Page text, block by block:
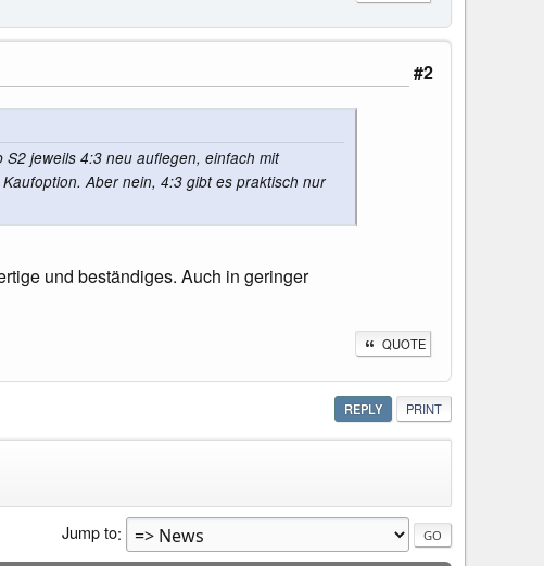
#2
jeweils 4:3 neu auflegen, einfach mit
Aber nein, 4:3 gibt es praktisch nur
und beständiges. Auch in geringer
QUOTE
REPLY PRINT
Jump to